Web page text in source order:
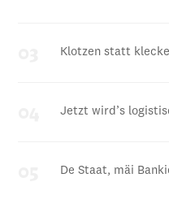
Klotzen statt
Jetzt wird’s
De Staat, mäi